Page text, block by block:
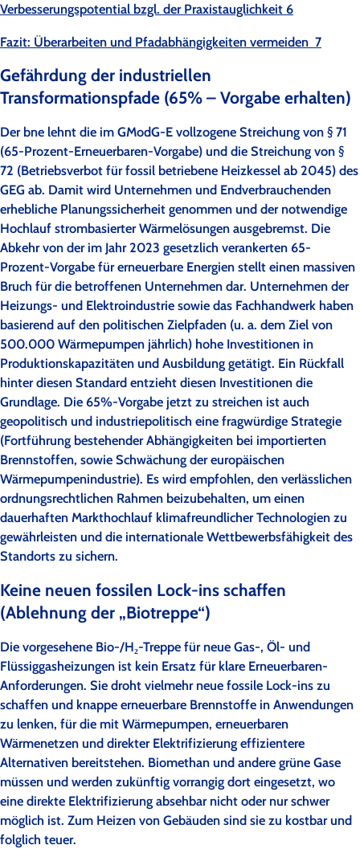
Verbesserungspotential bzgl. der Praxistauglichkeit 6
Fazit: Überarbeiten und Pfadabhängigkeiten vermeiden 7
Gefährdung der industriellen
Transformationspfade (65% – Vorgabe erhalten)
Der bne lehnt die im GModG-E vollzogene Streichung von § 71
(65-Prozent-Erneuerbaren-Vorgabe) und die Streichung von §
72 (Betriebsverbot für fossil betriebene Heizkessel ab 2045) des
GEG ab. Damit wird Unternehmen und Endverbrauchenden
erhebliche Planungssicherheit genommen und der notwendige
Hochlauf strombasierter Wärmelösungen ausgebremst. Die
Abkehr von der im Jahr 2023 gesetzlich verankerten 65-
Prozent-Vorgabe für erneuerbare Energien stellt einen massiven
Bruch für die betroffenen Unternehmen dar. Unternehmen der
Heizungs- und Elektroindustrie sowie das Fachhandwerk haben
basierend auf den politischen Zielpfaden (u. a. dem Ziel von
500.000 Wärmepumpen jährlich) hohe Investitionen in
Produktionskapazitäten und Ausbildung getätigt. Ein Rückfall
hinter diesen Standard entzieht diesen Investitionen die
Grundlage. Die 65%-Vorgabe jetzt zu streichen ist auch
geopolitisch und industriepolitisch eine fragwürdige Strategie
(Fortführung bestehender Abhängigkeiten bei importierten
Brennstoffen, sowie Schwächung der europäischen
Wärmepumpenindustrie). Es wird empfohlen, den verlässlichen
ordnungsrechtlichen Rahmen beizubehalten, um einen
dauerhaften Markthochlauf klimafreundlicher Technologien zu
gewährleisten und die internationale Wettbewerbsfähigkeit des
Standorts zu sichern.
Keine neuen fossilen Lock-ins schaffen
(Ablehnung der „Biotreppe“)
Die vorgesehene Bio-/H₂-Treppe für neue Gas-, Öl- und
Flüssiggasheizungen ist kein Ersatz für klare Erneuerbaren-
Anforderungen. Sie droht vielmehr neue fossile Lock-ins zu
schaffen und knappe erneuerbare Brennstoffe in Anwendungen
zu lenken, für die mit Wärmepumpen, erneuerbaren
Wärmenetzen und direkter Elektrifizierung effizientere
Alternativen bereitstehen. Biomethan und andere grüne Gase
müssen und werden zukünftig vorrangig dort eingesetzt, wo
eine direkte Elektrifizierung absehbar nicht oder nur schwer
möglich ist. Zum Heizen von Gebäuden sind sie zu kostbar und
folglich teuer.